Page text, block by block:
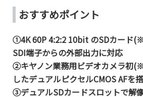
おすすめポイント
①4K 60P 4:2:2 10bit のSDカード
SDI端子からの外部出力に対応
②キヤノン業務用ビデオカメラ初
したデュアルピクセルCMOS AFを
③デュアルSDカードスロットで解